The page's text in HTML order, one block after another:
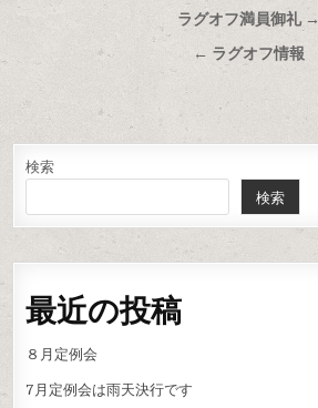
投
稿
ナ
ビ
ゲ
ー
シ
ョ
ン
ラグオフ満員御礼 →
← ラグオフ情報
検索
検索
最近の投稿
８月定例会
7月定例会は雨天決行です